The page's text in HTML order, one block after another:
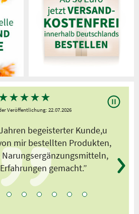
★★★★
Veröffentlichung: 22.07.2026
begeisterter Kunde,u
mir bestellten Produkten,
gemacht.”